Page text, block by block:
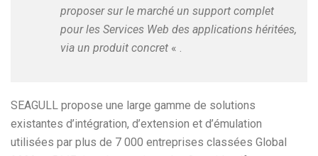
proposer sur le marché un support complet
pour les Services Web des applications héritées,
via un produit concret « .
SEAGULL propose une large gamme de solutions
existantes d’intégration, d’extension et d’émulation
utilisées par plus de 7 000 entreprises classées Global